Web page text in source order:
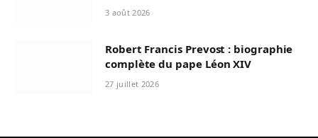
3 août 2026
Robert Francis Prevost : biographie
complète du pape Léon XIV
27 juillet 2026